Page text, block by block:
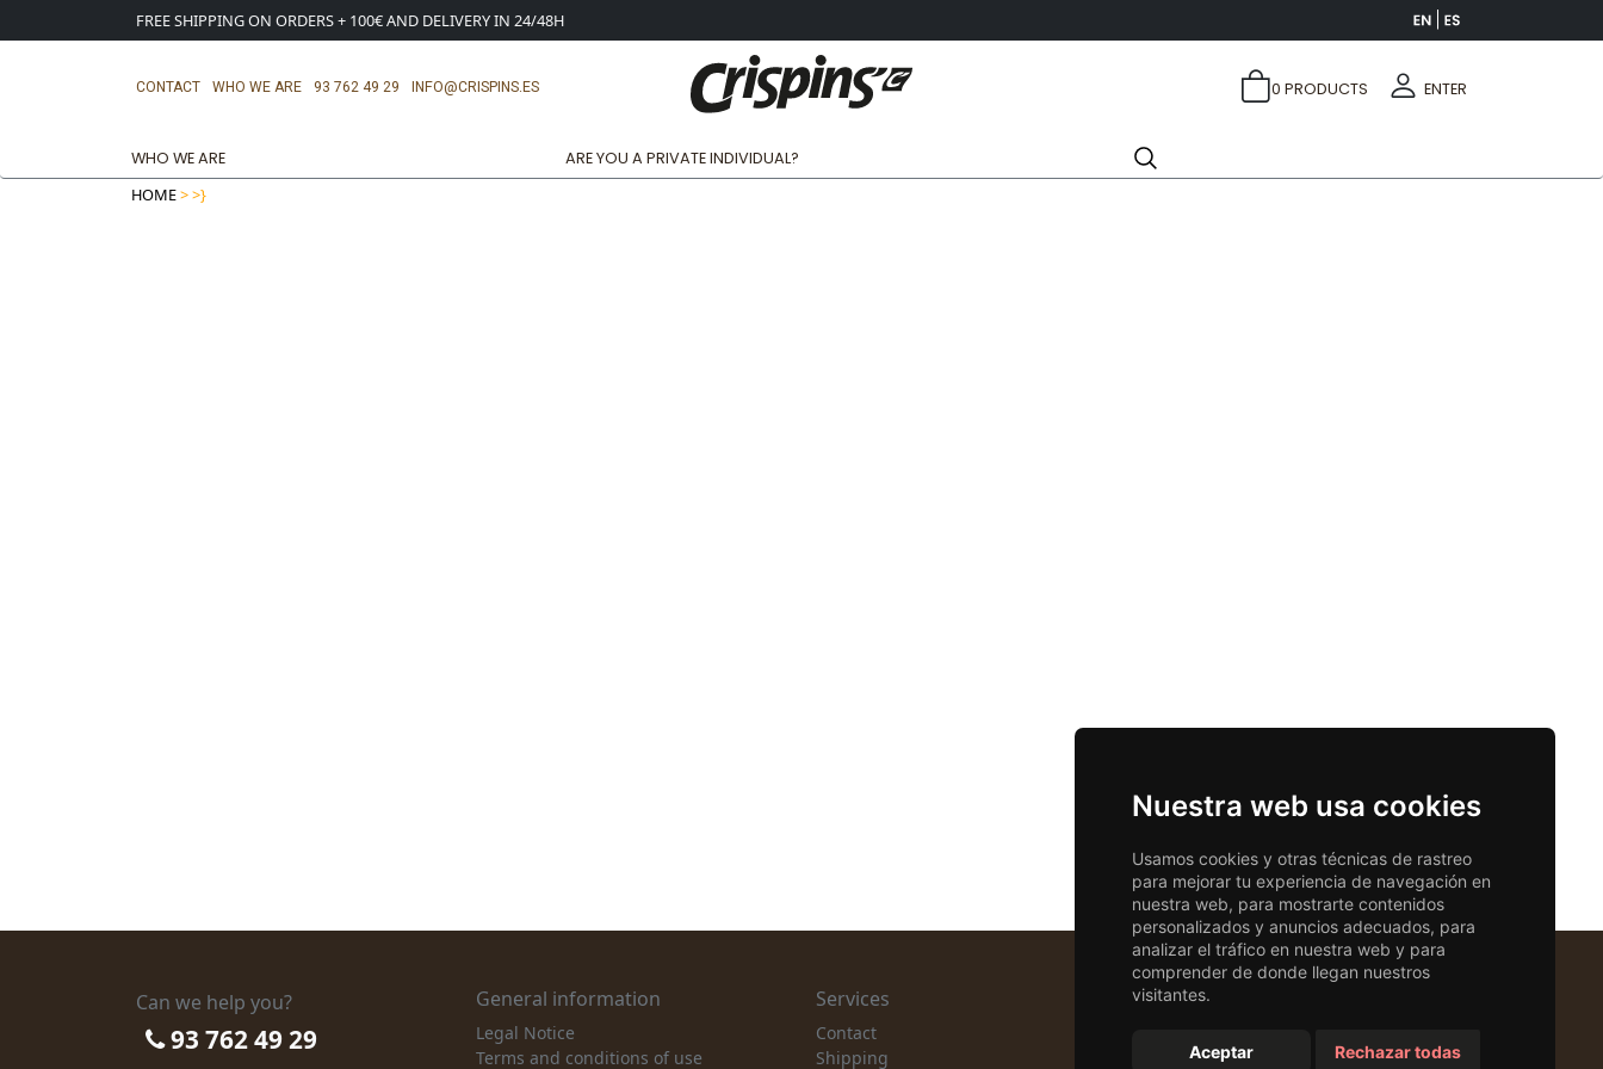
Nuestra web usa cookies
Usamos cookies y otras técnicas de rastreo
para mejorar tu experiencia de navegación en
nuestra web, para mostrarte contenidos
personalizados y anuncios adecuados, para
analizar el tráfico en nuestra web y para
comprender de donde llegan nuestros
visitantes.
Aceptar Rechazar todas
FREE SHIPPING ON ORDERS + 100€ AND DELIVERY IN 24/48H
CONTACT WHO WE ARE 93 762 49 29 INFO@CRISPINS.ES 0 PRODUCTS ENTER
WHO WE ARE ARE YOU A PRIVATE INDIVIDUAL?
HOME>>}
Can we help you?
93 762 49 29
General information
Legal Notice
Terms and conditions of use
Services
Contact
Shipping
Responsive Web